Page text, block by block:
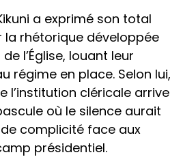
a exprimé son total
la rhétorique développée
l’Église, louant leur
régime en place. Selon lui,
l’institution cléricale arrive
où le silence aurait
complicité face aux
présidentiel.